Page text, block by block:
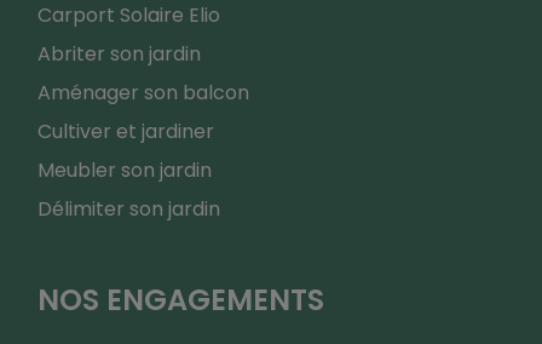
Carport Solaire Elio
Abriter son jardin
Aménager son balcon
Cultiver et jardiner
Meubler son jardin
Délimiter son jardin
NOS ENGAGEMENTS